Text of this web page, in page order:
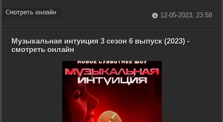
12-05-2023, 23:58
Музыкальная интуиция 3 сезон 6 выпуск (2023) -
смотреть онлайн